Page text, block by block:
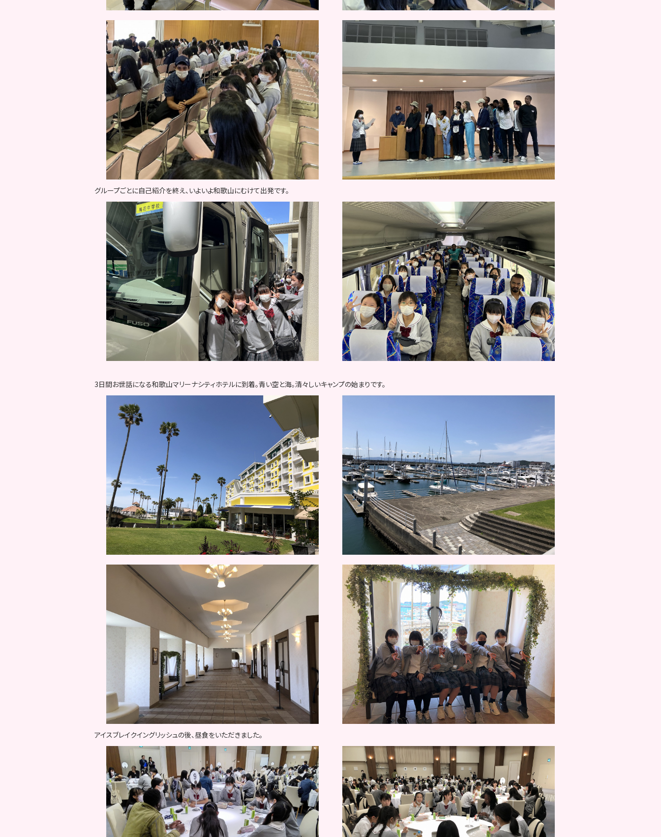
グループごとに自己紹介を終え、いよいよ和歌山にむけて出発です。
3日間お世話になる和歌山マリーナシティホテルに到着。青い空と海。清々しいキャンプの始まりです。
アイスブレイクイングリッシュの後、昼食をいただきました。